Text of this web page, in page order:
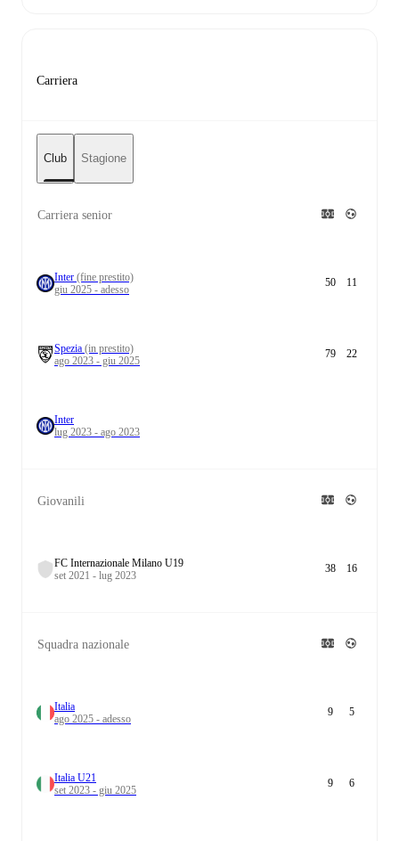
Carriera
Club Stagione
Carriera senior
Inter (fine prestito)
giu 2025 - adesso
50 11
Spezia (in prestito)
ago 2023 - giu 2025
79 22
Inter
lug 2023 - ago 2023
Giovanili
FC Internazionale Milano U19
set 2021 - lug 2023
38 16
Squadra nazionale
Italia
ago 2025 - adesso
9 5
Italia U21
set 2023 - giu 2025
9 6